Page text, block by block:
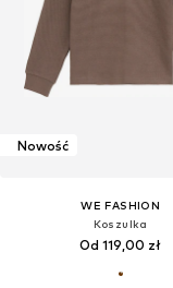
Nowość
WE FASHION
Koszulka
Od 119,00 zł